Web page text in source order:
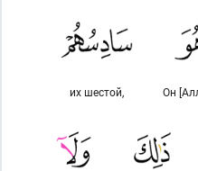
Он
их шестой,